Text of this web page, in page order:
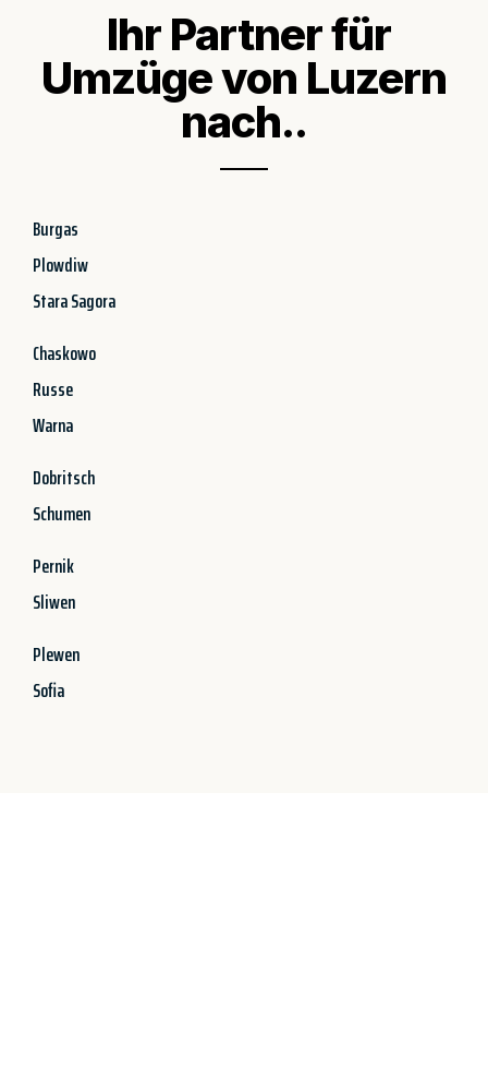
Ihr Partner für
Umzüge von Luzern
nach..
Burgas
Plowdiw
Stara Sagora
Chaskowo
Russe
Warna
Dobritsch
Schumen
Pernik
Sliwen
Plewen
Sofia